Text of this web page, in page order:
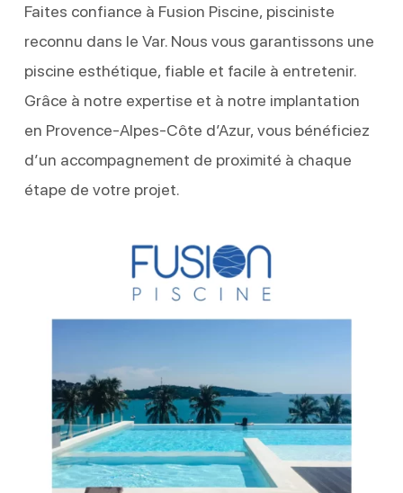
Faites confiance à Fusion Piscine, pisciniste
reconnu dans le Var. Nous vous garantissons une
piscine esthétique, fiable et facile à entretenir.
Grâce à notre expertise et à notre implantation
en Provence-Alpes-Côte d’Azur, vous bénéficiez
d’un accompagnement de proximité à chaque
étape de votre projet.